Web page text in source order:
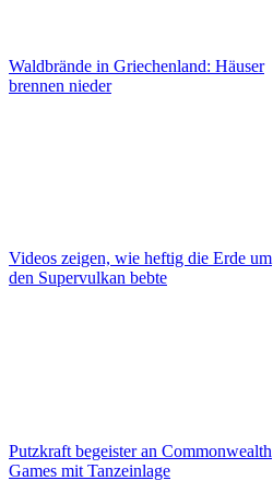
Waldbrände in Griechenland: Häuser
brennen nieder
Videos zeigen, wie heftig die Erde um
den Supervulkan bebte
Putzkraft begeister an Commonwealth
Games mit Tanzeinlage